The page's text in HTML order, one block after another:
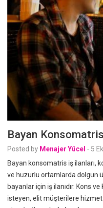
Bayan
Posted by Menajer Yücel - 5
Bayan konsomatris iş ilanları,
ve huzurlu ortamlarda dolgun
bayanlar için iş ilanıdır. Kons
isteyen, elit müşterilere